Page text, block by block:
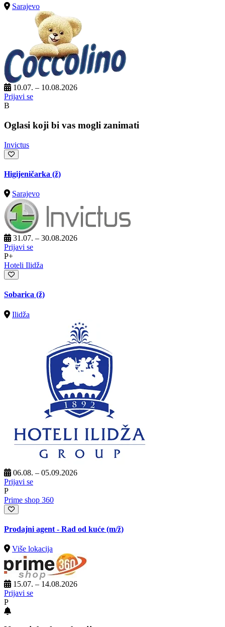
Sarajevo
10.07. – 10.08.2026
Prijavi se
B
Oglasi koji bi vas mogli zanimati
Invictus
Higijeničarka (ž)
Sarajevo
31.07. – 30.08.2026
Prijavi se
P+
Hoteli Ilidža
Sobarica (ž)
Ilidža
06.08. – 05.09.2026
Prijavi se
P
Prime shop 360
Prodajni agent - Rad od kuće (m/ž)
Više lokacija
15.07. – 14.08.2026
Prijavi se
P